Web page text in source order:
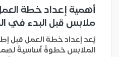
أهمية إعداد خطة
ملابس قبل البدء في
يُعد إعداد خطة العمل قبل
الملابس خطوةً أساسيةً